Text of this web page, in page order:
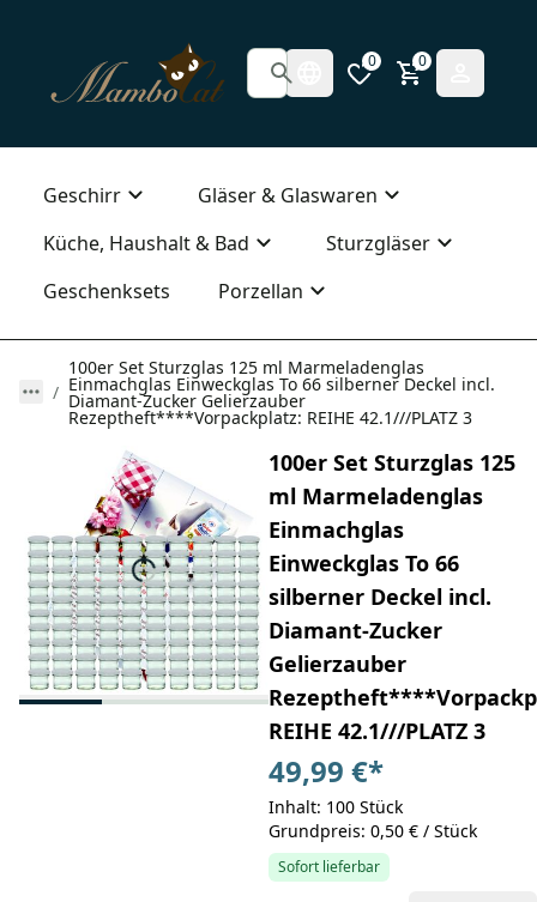
0 0
Geschirr
Gläser & Glaswaren
Küche, Haushalt & Bad
Sturzgläser
Geschenksets
Porzellan
100er Set Sturzglas 125 ml Marmeladenglas
Einmachglas Einweckglas To 66 silberner Deckel incl.
Diamant-Zucker Gelierzauber
Rezeptheft****Vorpackplatz: REIHE 42.1///PLATZ 3
100er Set Sturzglas 125
ml Marmeladenglas
Einmachglas
Einweckglas To 66
silberner Deckel incl.
Diamant-Zucker
Gelierzauber
REIHE 42.1///PLATZ 3
49,99 €*
Inhalt: 100 Stück
Grundpreis: 0,50 € / Stück
Sofort lieferbar